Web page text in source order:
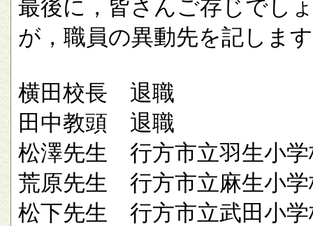
最後に，皆さんご存じでし
が，職員の異動先を記しま
横田校長 退職
田中教頭 退職
松澤先生 行方市立羽生小学
荒原先生 行方市立麻生小学
松下先生 行方市立武田小学